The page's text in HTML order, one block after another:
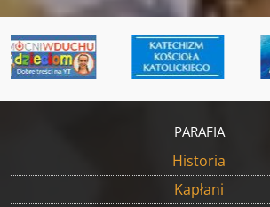
PARAFIA
Historia
Kapłani